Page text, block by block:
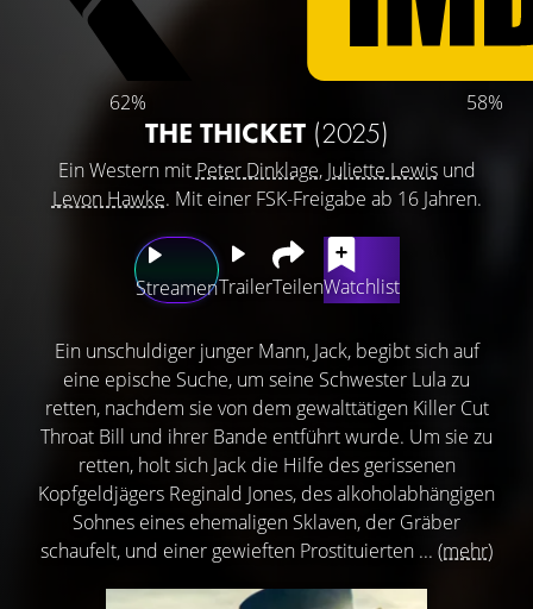
62% 58%
THE THICKET (2025)
Ein Western mit Peter Dinklage, Juliette Lewisund
Levon Hawke. Mit einer FSK-Freigabe ab 16 Jahren.
StreamenTrailerTeilenWatchlist
Ein unschuldiger junger Mann, Jack, begibt sich auf
eine epische Suche, um seine Schwester Lula zu
retten, nachdem sie von dem gewalttätigen Killer Cut
Throat Bill und ihrer Bande entführt wurde. Um sie zu
retten, holt sich Jack die Hilfe des gerissenen
Kopfgeldjägers Reginald Jones, des alkoholabhängigen
Sohnes eines ehemaligen Sklaven, der Gräber
schaufelt, und einer gewieften Prostituierten ... (mehr)